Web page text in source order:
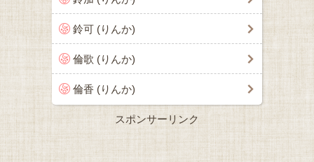
鈴可 (りんか)
倫歌 (りんか)
倫香 (りんか)
スポンサーリンク